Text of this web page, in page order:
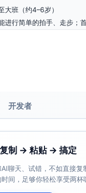
大班（约4–6岁）
进行简单的拍手、走步；
钟
规则引入：3分钟
识与试打：6分钟
戏一：鼓棒接力圈：8分钟
戏二：小小指挥家：5分钟
反馈：3分钟
半学生使用，轮换）
开发者
制 → 粘贴 → 搞定
聊天、试错，不如直接
间，足够你轻松享受两杯